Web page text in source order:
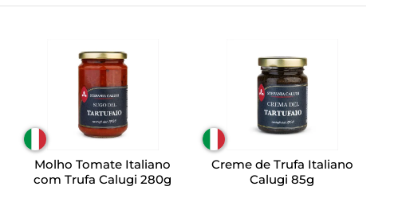
Molho Tomate Italiano
com Trufa Calugi 280g
Creme de Trufa Italiano
Calugi 85g